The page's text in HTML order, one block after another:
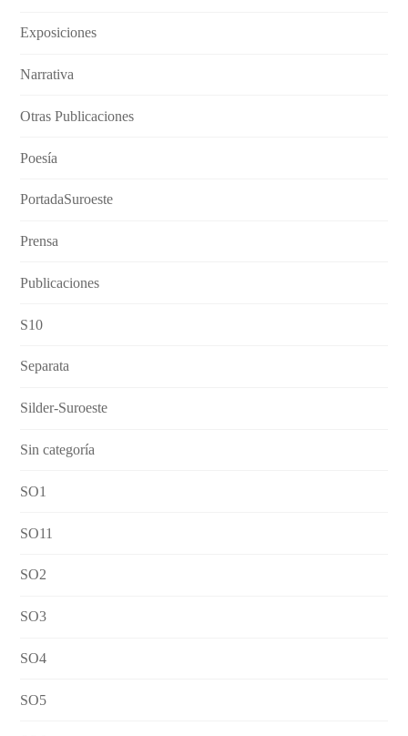
Exposiciones
Narrativa
Otras Publicaciones
Poesía
PortadaSuroeste
Prensa
Publicaciones
S10
Separata
Silder-Suroeste
Sin categoría
SO1
SO11
SO2
SO3
SO4
SO5